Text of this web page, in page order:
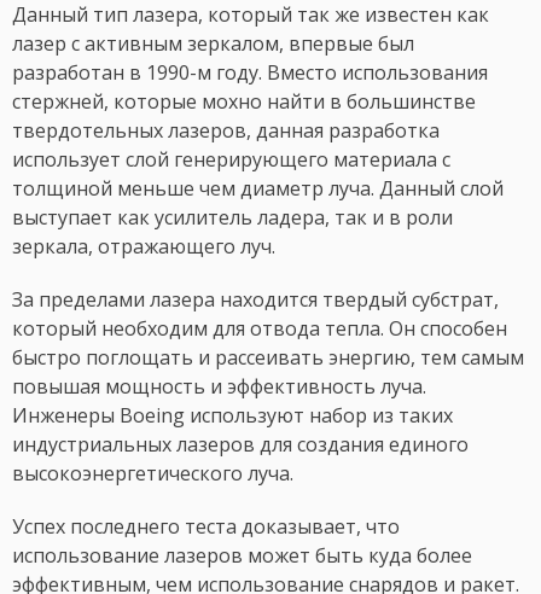
Данный тип лазера, который так же известен как
лазер с активным зеркалом, впервые был
разработан в 1990-м году. Вместо использования
стержней, которые мохно найти в большинстве
твердотельных лазеров, данная разработка
использует слой генерирующего материала с
толщиной меньше чем диаметр луча. Данный слой
выступает как усилитель ладера, так и в роли
зеркала, отражающего луч.
За пределами лазера находится твердый субстрат,
который необходим для отвода тепла. Он способен
быстро поглощать и рассеивать энергию, тем самым
повышая мощность и эффективность луча.
Инженеры Boeing используют набор из таких
индустриальных лазеров для создания единого
высокоэнергетического луча.
Успех последнего теста доказывает, что
использование лазеров может быть куда более
эффективным, чем использование снарядов и ракет.